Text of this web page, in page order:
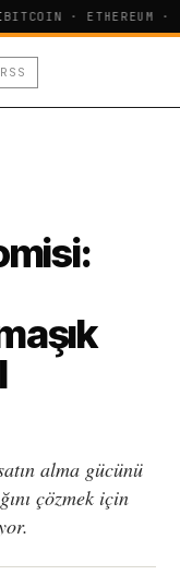
BITCOIN · ETHEREUM ·
RSS
alma gücünü
çözmek için